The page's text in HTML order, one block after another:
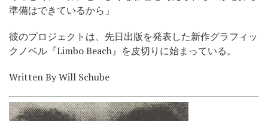
準備はできているから」
彼のプロジェクトは、先日出版を発表した新作グラフィッ
クノベル『Limbo Beach』を皮切りに始まっている。
Written By Will Schube